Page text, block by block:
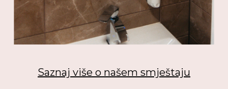
Saznaj više o našem smještaju